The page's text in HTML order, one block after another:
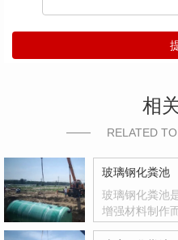
相
RELATED
玻璃钢化粪池
玻璃钢化粪池
增强材料制作